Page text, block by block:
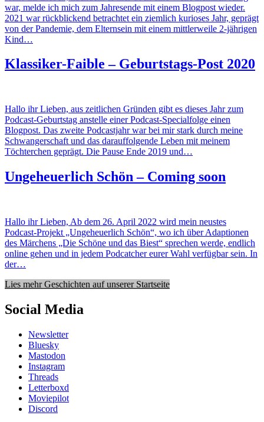
war, melde ich mich zum Jahresende mit einem Blogpost wieder.
2021 war rückblickend betrachtet ein ziemlich kurioses Jahr, geprägt
von der Pandemie, dem Elternsein mit einem mittlerweile 2-jährigen
Kind…
Klassiker-Faible – Geburtstags-Post 2020
Hallo ihr Lieben, aus zeitlichen Gründen gibt es dieses Jahr zum
Podcast-Geburtstag anstelle einer Podcast-Specialfolge einen
Blogpost. Das zweite Podcastjahr war bei mir stark durch meine
Schwangerschaft und das darauffolgende Leben mit meinem
Töchterchen geprägt. Die Pause Ende 2019 und…
Ungeheuerlich Schön – Coming soon
Hallo ihr Lieben, Ab dem 26. April 2022 wird mein neustes
Podcast-Projekt „Ungeheuerlich Schön“, wo ich über Adaptionen
des Märchens „Die Schöne und das Biest“ sprechen werde, endlich
online gehen und in jedem Podcatcher eurer Wahl verfügbar sein. In
der…
Lies mehr Geschichten auf unserer Startseite
Social Media
Newsletter
Bluesky
Mastodon
Instagram
Threads
Letterboxd
Moviepilot
Discord